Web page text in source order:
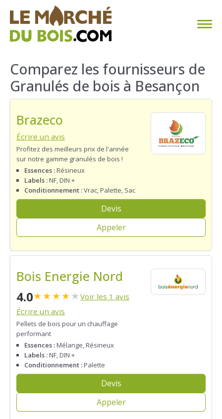
CHAUFFAGE AU BOIS
FAQ
TROUVER SON FOURNISSEUR
BLOG
ESPACE PRO
Comparez les fournisseurs de
Granulés de bois à Besançon
Brazeco
Écrire un avis
Profitez des meilleurs prix de l'année
sur notre gamme granulés de bois !
Essences :Résineux
Labels :NF, DIN +
Conditionnement :Vrac, Palette, Sac
Devis
Appeler
Bois Energie Nord
4.0★★★★★ Voir les 1 avis
Écrire un avis
Pellets de bois pour un chauffage
performant
Essences :Mélange, Résineux
Labels :NF, DIN +
Conditionnement :Palette
Devis
Appeler